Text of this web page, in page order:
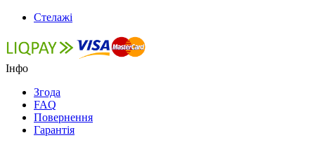
Стелажі
Інфо
Згода
FAQ
Повернення
Гарантія